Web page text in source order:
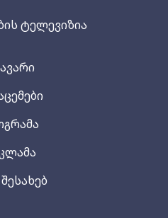
ტელევიზია